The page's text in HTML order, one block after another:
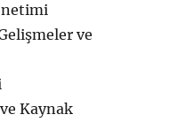
ve
Kaynak